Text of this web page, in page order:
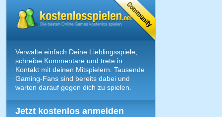
Verwalte einfach Deine Lieblingsspiele,
schreibe Kommentare und trete in
Kontakt mit deinen Mitspielern. Tausende
Gaming-Fans sind bereits dabei und
warten darauf gegen dich zu spielen.
Jetzt kostenlos anmelden